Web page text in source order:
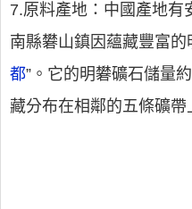
7.原料產地：中國產地有
南縣礬山鎮因蘊藏豐富的
都”。它的明礬礦石儲量
藏分布在相鄰的五條礦帶